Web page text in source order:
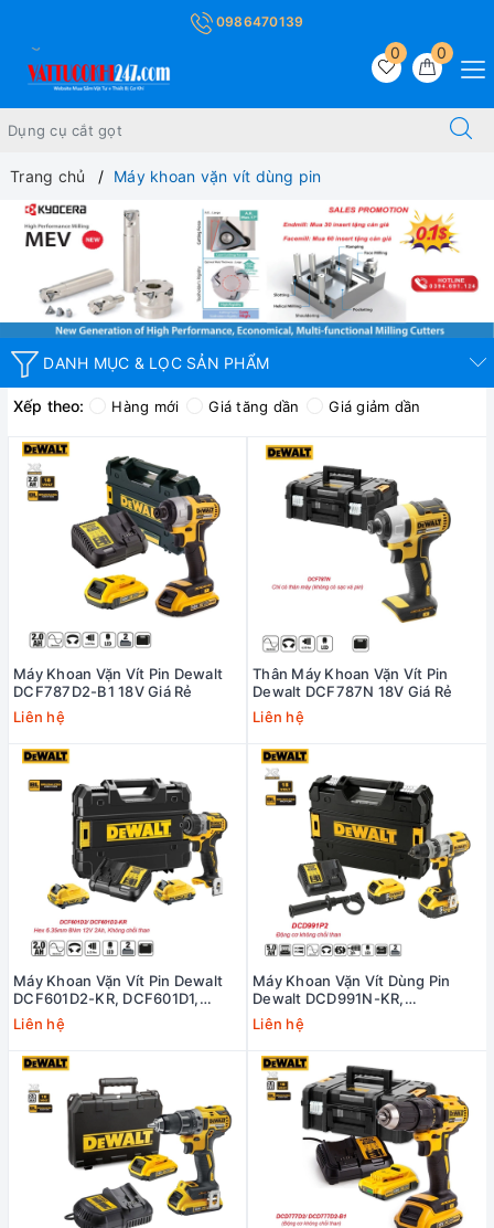
0986470139
0
0
Trang chủ Máy khoan vặn vít dùng pin
DANH MỤC & LỌC SẢN PHẨM
Xếp theo: Hàng mới Giá tăng dần Giá giảm dần
Máy Khoan Vặn Vít Pin Dewalt
DCF787D2-B1 18V Giá Rẻ
Liên hệ
Thân Máy Khoan Vặn Vít Pin
Dewalt DCF787N 18V Giá Rẻ
Liên hệ
Máy Khoan Vặn Vít Pin Dewalt
DCF601D2-KR, DCF601D1,
DCF601N
Liên hệ
Máy Khoan Vặn Vít Dùng Pin
Dewalt DCD991N-KR,
DCD991M2, DCD991P2 Không
Chổi Than Giá Rẻ
Liên hệ